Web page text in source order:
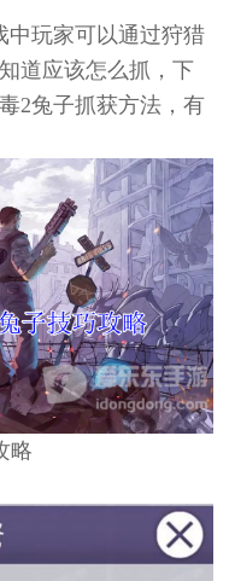
中玩家可以通过狩猎
道应该怎么抓，下
2兔子抓获方法，有
略